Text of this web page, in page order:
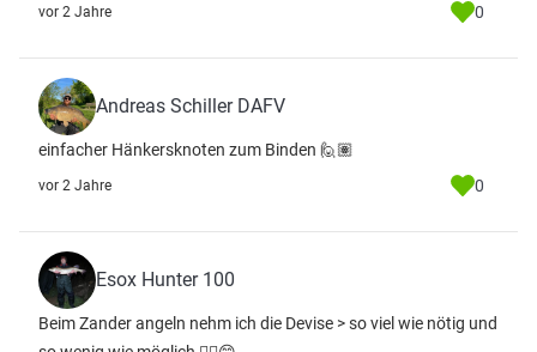
vor 2 Jahre 0
Andreas Schiller DAFV
einfacher Hänkersknoten zum Binden 🙋🏽
vor 2 Jahre 0
Esox Hunter 100
Beim Zander angeln nehm ich die Devise > so viel wie nötig und